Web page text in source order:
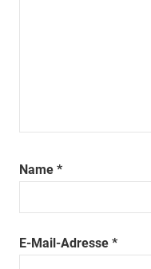
Name *
E-Mail-Adresse *